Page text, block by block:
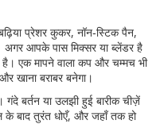
प्रेशर कुकर, नॉन‑स्टिक पैन,
आपके पास मिक्सर या ब्लेंडर है
है। एक मापने वाला कप और चम्मच भी
खाना बराबर बनेगा।
बर्तन या उलझी हुई बारीक चीज़ें
के बाद तुरंत धोएँ, और जहाँ तक हो